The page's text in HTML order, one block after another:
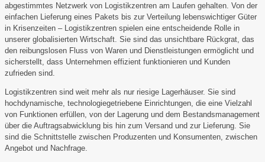
abgestimmtes Netzwerk von Logistikzentren am Laufen gehalten. Von der
einfachen Lieferung eines Pakets bis zur Verteilung lebenswichtiger Güter
in Krisenzeiten – Logistikzentren spielen eine entscheidende Rolle in
unserer globalisierten Wirtschaft. Sie sind das unsichtbare Rückgrat, das
den reibungslosen Fluss von Waren und Dienstleistungen ermöglicht und
sicherstellt, dass Unternehmen effizient funktionieren und Kunden
zufrieden sind.
Logistikzentren sind weit mehr als nur riesige Lagerhäuser. Sie sind
hochdynamische, technologiegetriebene Einrichtungen, die eine Vielzahl
von Funktionen erfüllen, von der Lagerung und dem Bestandsmanagement
über die Auftragsabwicklung bis hin zum Versand und zur Lieferung. Sie
sind die Schnittstelle zwischen Produzenten und Konsumenten, zwischen
Angebot und Nachfrage.